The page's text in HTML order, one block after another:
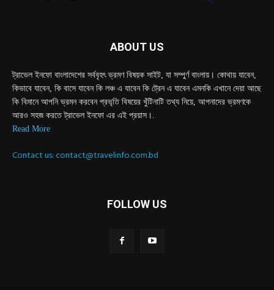
ABOUT US
ট্রাভেল ইনফো বাংলাদেশের সর্ববৃহৎ ভ্রমণ বিষয়ক সাইট, যা সম্পুর্ণ বাংলায়। কোথায় যাবেন,
কিভাবে যাবেন, কি বাসে যাবেন কি লঞ্চ এ যাবেন কি ট্রেন এ যাবেন এমনকি এখানে দেয়া আছে
কি বিমানে আপনি ভ্রমন করবেন প্রভৃতি বিষয়ের খুঁটিনাটি তথ্য নিয়ে, আপনাদের ভ্রমণকে
আরও সহজ করতে ট্রাভেল ইনফো এর এই প্রয়াস।.
Read More
Contact us:contact@travelinfo.com.bd
FOLLOW US